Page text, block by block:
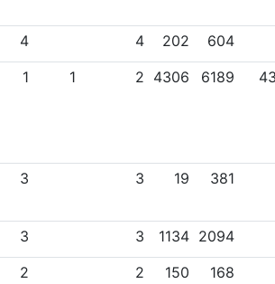
4 4 202 604
1 1 2 4306 6189
3 3 19 381
3 3 1134 2094
2 2 150 168